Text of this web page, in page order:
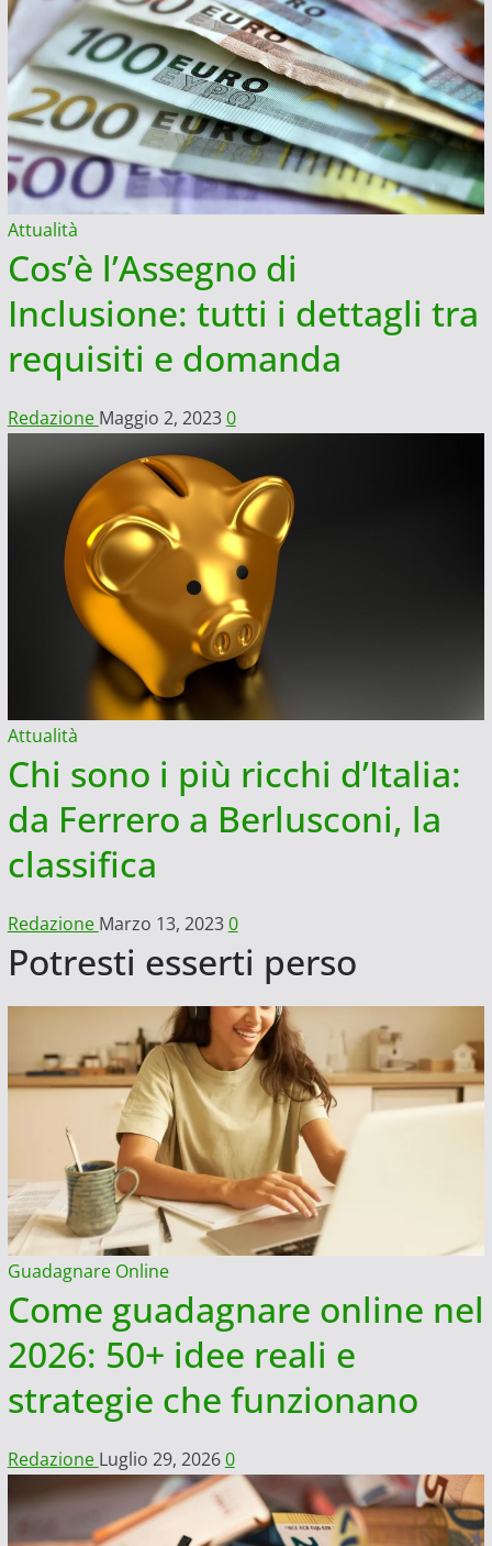
Attualità
Cos’è l’Assegno di
Inclusione: tutti i dettagli tra
requisiti e domanda
Redazione Maggio 2, 20230
Attualità
Chi sono i più ricchi d’Italia:
da Ferrero a Berlusconi, la
classifica
Redazione Marzo 13, 20230
Potresti esserti perso
Guadagnare Online
Come guadagnare online nel
2026: 50+ idee reali e
strategie che funzionano
Redazione Luglio 29, 20260